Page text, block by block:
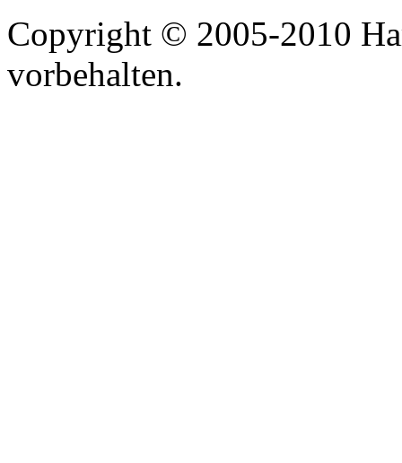
Copyright © 2005-2010
vorbehalten.